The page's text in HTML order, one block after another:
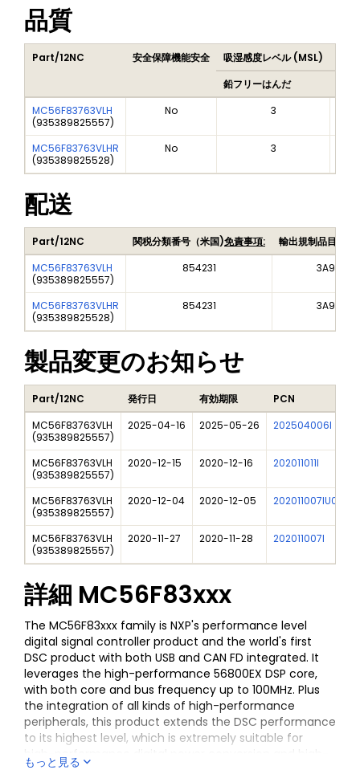
品質
Part/12NC 安全保障機能安全 吸湿感度レベル (MSL)
鉛フリーはんだ
MC56F83763VLH
(935389825557)
No 3
MC56F83763VLHR
(935389825528)
No 3
配送
Part/12NC 関税分類番号（米国)免責事項:
輸出規制品目番号
MC56F83763VLH
(935389825557)
854231 3A991A2
MC56F83763VLHR
(935389825528)
854231 3A991A2
製品変更のお知らせ
Part/12NC 発行日 有効期限 PCN
MC56F83763VLH
(935389825557)
2025-04-16 2025-05-26 202504006I
MC56F83763VLH
(935389825557)
2020-12-15 2020-12-16 202011011I
MC56F83763VLH
(935389825557)
2020-12-04 2020-12-05 202011007IU01
MC56F83763VLH
(935389825557)
2020-11-27 2020-11-28 202011007I
詳細 MC56F83xxx
The MC56F83xxx family is NXP's performance level
digital signal controller product and the world's first
DSC product with both USB and CAN FD integrated. It
leverages the high-performance 56800EX DSP core,
with both core and bus frequency up to 100MHz. Plus
the integration of all kinds of high-performance
peripherals, this product extends the DSC performance
to its highest level, which is extremely suitable for
high-performance digital power conversion and high-
もっと見る